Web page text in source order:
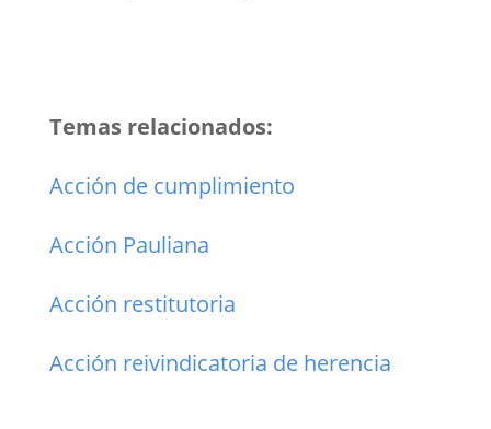
Temas relacionados:
Acción de cumplimiento
Acción Pauliana
Acción restitutoria
Acción reivindicatoria de herencia